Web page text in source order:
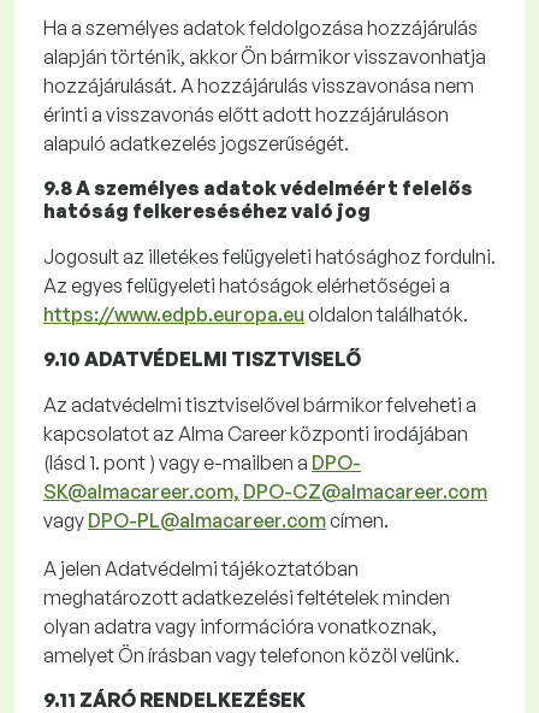
Ha a személyes adatok feldolgozása hozzájárulás
alapján történik, akkor Ön bármikor visszavonhatja
hozzájárulását. A hozzájárulás visszavonása nem
érinti a visszavonás előtt adott hozzájáruláson
alapuló adatkezelés jogszerűségét.
9.8 A személyes adatok védelméért felelős
hatóság felkereséséhez való jog
Jogosult az illetékes felügyeleti hatósághoz fordulni.
Az egyes felügyeleti hatóságok elérhetőségei a
https://www.edpb.europa.eu oldalon találhatók.
9.10 ADATVÉDELMI TISZTVISELŐ
Az adatvédelmi tisztviselővel bármikor felveheti a
kapcsolatot az Alma Careerközponti irodájában
(lásd 1. pont ) vagy e-mailben a DPO-
SK@almacareer.com, DPO-CZ@almacareer.com
vagy DPO-PL@almacareer.comcímen.
A jelen Adatvédelmi tájékoztatóban
meghatározott adatkezelési feltételek minden
olyan adatra vagy információra vonatkoznak,
amelyet Ön írásban vagy telefonon közöl velünk.
9.11 ZÁRÓ RENDELKEZÉSEK